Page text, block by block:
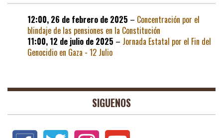
12:00, 26 de febrero de 2025 – Concentración por el
blindaje de las pensiones en la Constitución
11:00, 12 de julio de 2025 – Jornada Estatal por el Fin del
Genocidio en Gaza - 12 Julio
SIGUENOS